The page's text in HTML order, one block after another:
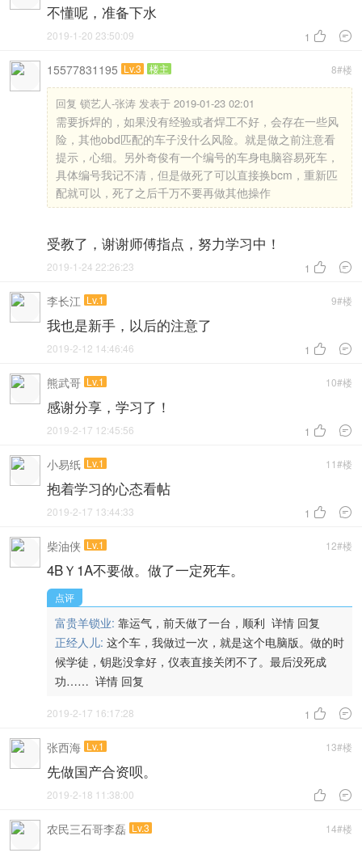
不懂呢，准备下水
1  
2019-1-20 23:50:09
8#楼
15577831195 Lv.3 楼主
回复 锁艺人-张涛 发表于 2019-01-23 02:01
需要拆焊的，如果没有经验或者焊工不好，会存在一些风
险，其他obd匹配的车子没什么风险。就是做之前注意看
提示，心细。另外奇俊有一个编号的车身电脑容易死车，
具体编号我记不清，但是做死了可以直接换bcm，重新匹
配就可以，死了之后千万不要再做其他操作
受教了，谢谢师傅指点，努力学习中！
1  
2019-1-24 22:26:23
9#楼
李长江 Lv.1
我也是新手，以后的注意了
1  
2019-2-12 14:46:46
10#楼
熊武哥 Lv.1
感谢分享，学习了！
1  
2019-2-17 12:45:56
11#楼
小易纸 Lv.1
抱着学习的心态看帖
1  
2019-2-17 13:44:33
12#楼
柴油侠 Lv.1
4BＹ1A不要做。做了一定死车。
点评
富贵羊锁业: 靠运气，前天做了一台，顺利 详情 回复
正经人儿: 这个车，我做过一次，就是这个电脑版。做的时
候学徒，钥匙没拿好，仪表直接关闭不了。最后没死成
功…… 详情 回复
1  
2019-2-17 16:17:28
13#楼
张西海 Lv.1
先做国产合资呗。
 
2019-2-18 11:38:00
14#楼
农民三石哥李磊 Lv.3